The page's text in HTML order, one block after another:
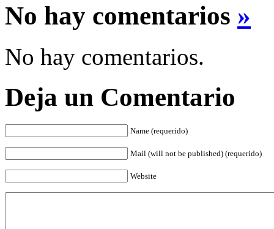
No hay comentarios »
No hay comentarios.
Deja un Comentario
Name (requerido)
Mail (will not be published) (requerido)
Website